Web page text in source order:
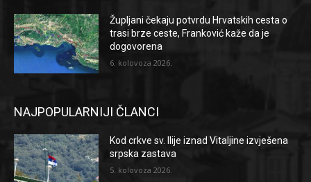
Župljani čekaju potvrdu Hrvatskih cesta o
trasi brze ceste, Franković kaže da je
dogovorena
6. kolovoza 2026.
NAJPOPULARNIJI ČLANCI
Kod crkve sv. Ilije iznad Vitaljine izvješena
srpska zastava
5. kolovoza 2026.